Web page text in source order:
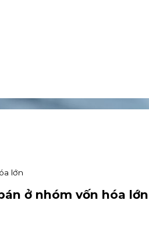
lớn
ở nhóm vốn hóa lớn